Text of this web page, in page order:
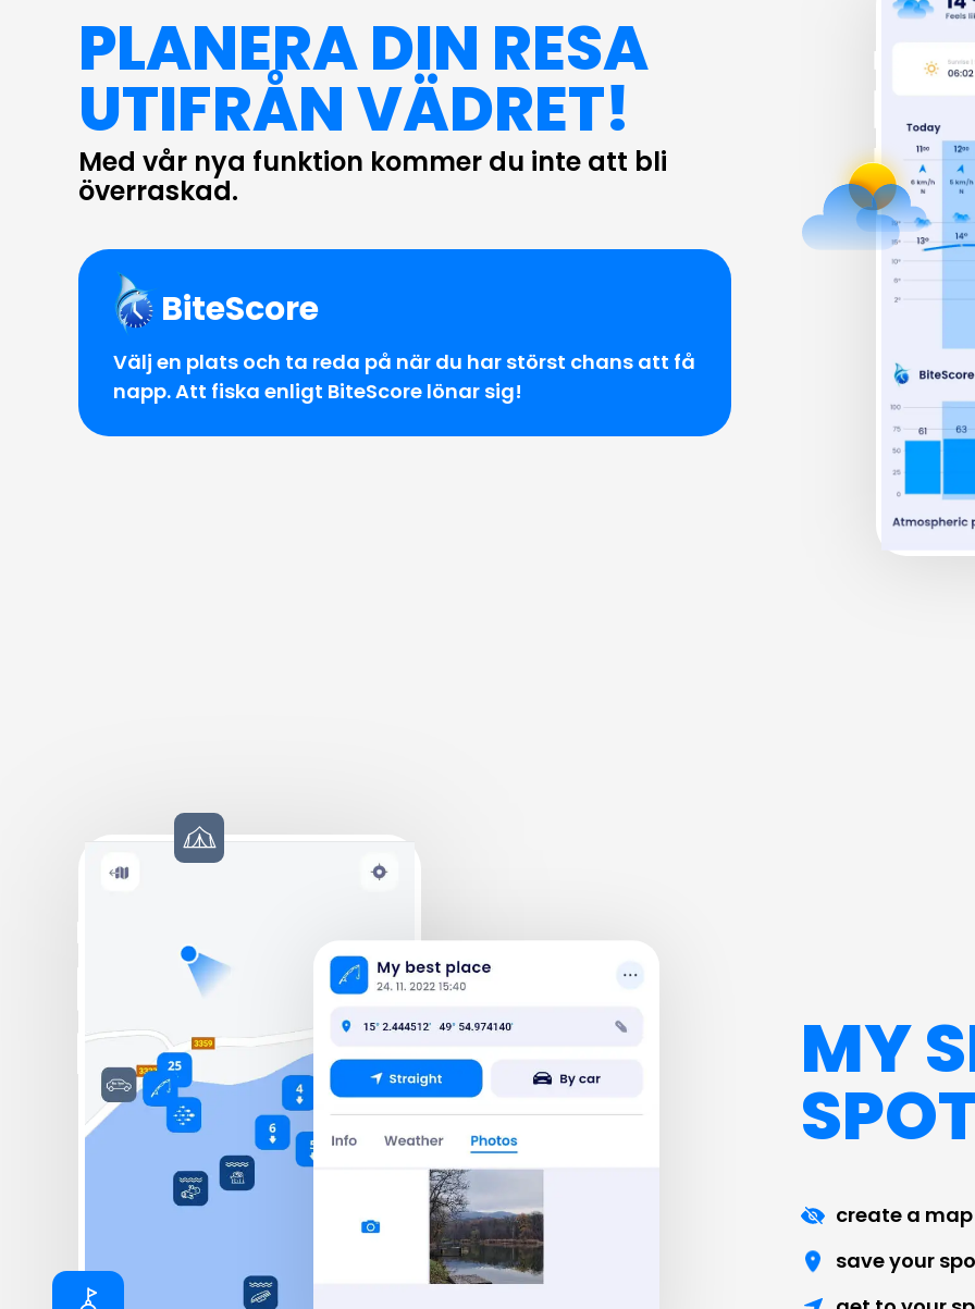
PLANERA DIN RESA
UTIFRÅN VÄDRET!
Med vår nya funktion kommer du inte att bli
överraskad.
BiteScore
Välj en plats och ta reda på när du har störst chans att få
napp. Att fiska enligt BiteScore lönar sig!
MY
create a
save your